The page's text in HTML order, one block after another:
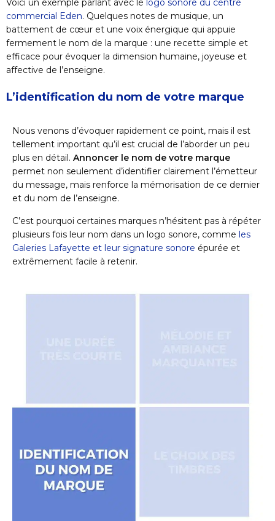
Voici un exemple parlant avec le logo sonore du centre
commercial Eden. Quelques notes de musique, un
battement de cœur et une voix énergique qui appuie
fermement le nom de la marque : une recette simple et
efficace pour évoquer la dimension humaine, joyeuse et
affective de l’enseigne.
L’identification du nom de votre marque
Nous venons d’évoquer rapidement ce point, mais il est
tellement important qu’il est crucial de l’aborder un peu
plus en détail. Annoncer le nom de votre marque
permet non seulement d’identifier clairement l’émetteur
du message, mais renforce la mémorisation de ce dernier
et du nom de l’enseigne.
C’est pourquoi certaines marques n’hésitent pas à répéter
plusieurs fois leur nom dans un logo sonore, comme les
Galeries Lafayette et leur signature sonore épurée et
extrêmement facile à retenir.